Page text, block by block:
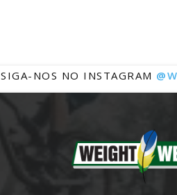
SIGA-NOS NO INSTAGRAM